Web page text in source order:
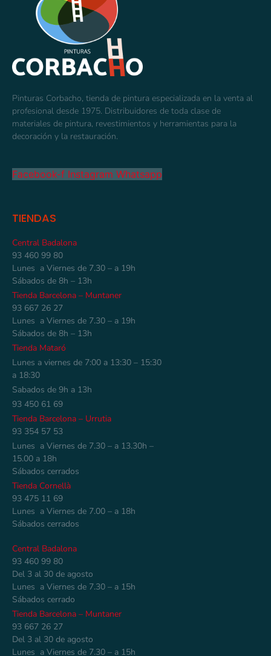
Pinturas Corbacho, tienda de pintura especializada en la venta al
profesional desde 1975. Distribuidores de toda clase de
materiales de pintura, revestimientos y herramientas para la
decoración y la restauración.
Facebook-f Instagram Whatsapp
TIENDAS
Central Badalona
93 460 99 80
Lunes a Viernes de 7.30 – a 19h
Sábados de 8h – 13h
Tienda Barcelona – Muntaner
93 667 26 27
Lunes a Viernes de 7.30 – a 19h
Sábados de 8h – 13h
Tienda Mataró
Lunes a viernes de 7:00 a 13:30 – 15:30
a 18:30
Sabados de 9h a 13h
93 450 61 69
Tienda Barcelona – Urrutia
93 354 57 53
Lunes a Viernes de 7.30 – a 13.30h –
15.00 a 18h
Sábados cerrados
Tienda Cornellà
93 475 11 69
Lunes a Viernes de 7.00 – a 18h
Sábados cerrados
Central Badalona
93 460 99 80
Del 3 al 30 de agosto
Lunes a Viernes de 7.30 – a 15h
Sábados cerrado
Tienda Barcelona – Muntaner
93 667 26 27
Del 3 al 30 de agosto
Lunes a Viernes de 7.30 – a 15h